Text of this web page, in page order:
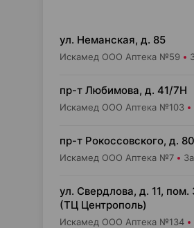
ул. Неманская, д. 85
Искамед ООО Аптека №59
пр-т Любимова, д. 41/7Н
Искамед ООО Аптека №103
пр-т Рокоссовского, д. 80
Искамед ООО Аптека №7
ул. Свердлова, д. 11, пом.
(ТЦ Центрополь)
Искамед ООО Аптека №134